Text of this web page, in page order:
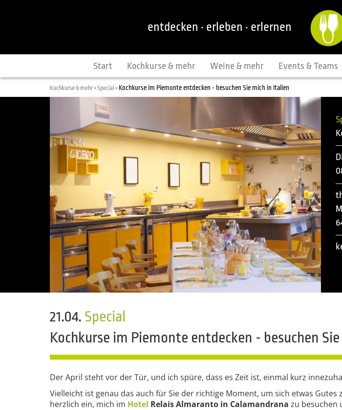
entdecken · erleben · erlernen
Start Kochkurse & mehr Weine & mehr Events & Teams
Kochkurse & mehr >Special > Kochkurse im Piemonte entdecken - besuchen Sie mich in Italien
21.04. Special
Kochkurse im Piemonte entdecken - besuchen
Der April steht vor der Tür, und ich spüre, dass es Zeit ist, einmal kurz
Vielleicht ist genau das auch für Sie der richtige Moment, um sich etwas Gutes
herzlich ein, mich im Hotel Relais Almaranto in Calamandrana zu besuchen